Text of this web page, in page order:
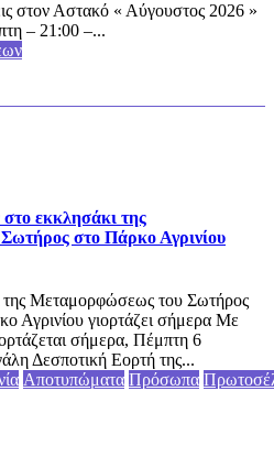
στον Αστακό « Αύγουστος 2026 »
– 21:00 –...
εκκλησάκι της
στο Πάρκο Αγρινίου
της Μεταμορφώσεως του Σωτήρος
Αγρινίου γιορτάζει σήμερα Με
σήμερα, Πέμπτη 6
Δεσποτική Εορτή της...
Αποτυπώματα Πρόσωπα